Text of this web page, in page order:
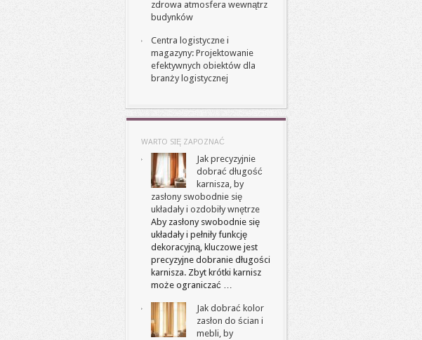
zdrowa atmosfera wewnątrz
budynków
Centra logistyczne i
magazyny: Projektowanie
efektywnych obiektów dla
branży logistycznej
WARTO SIĘ ZAPOZNAĆ
Jak precyzyjnie
dobrać długość
karnisza, by
zasłony swobodnie się
układały i ozdobiły wnętrze
Aby zasłony swobodnie się
układały i pełniły funkcję
dekoracyjną, kluczowe jest
precyzyjne dobranie długości
karnisza. Zbyt krótki karnisz
może ograniczać …
Jak dobrać kolor
zasłon do ścian i
mebli, by